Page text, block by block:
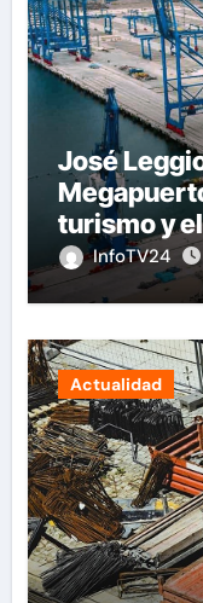
José
turismo y
InfoTV24
Actualidad